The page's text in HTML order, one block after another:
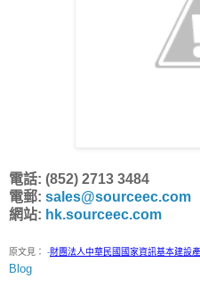
電話: (852) 2713 3484
電郵: sales@sourceec.com
網站: hk.sourceec.com
原文見： -財團法人中華民國國家資訊基本建設
Blog